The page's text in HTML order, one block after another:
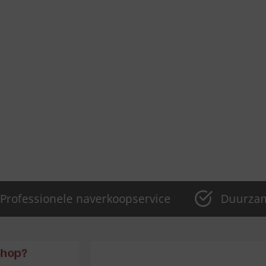
Professionele naverkoopservice